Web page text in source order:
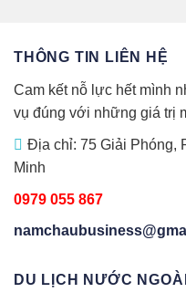
THÔNG TIN LIÊN HỆ
Cam kết nỗ lực hết mình
vụ đúng với những giá trị
Địa chỉ: 75 Giải Phóng,
Minh
0979 055 867
DU LỊCH NƯỚC NGOÀI